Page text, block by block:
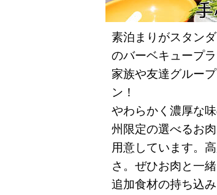
素泊まりがスタン
のバーベキュープラ
家族や友達グルー
ン！
やわらかく濃厚な
州限定の選べるお
用意しています。
さ。ぜひお肉と一
追加食材の持ち込